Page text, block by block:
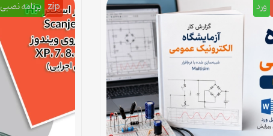
ورد zip برنامه نصبی